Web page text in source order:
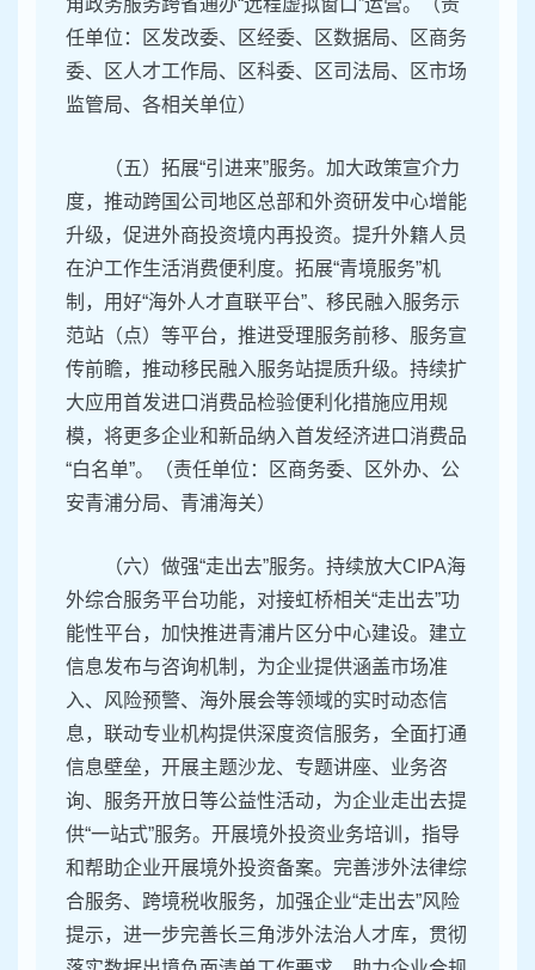
角政务服务跨省通办“远程虚拟窗口”运营。（责
任单位：区发改委、区经委、区数据局、区商务
委、区人才工作局、区科委、区司法局、区市场
监管局、各相关单位）
（五）拓展“引进来”服务。加大政策宣介力
度，推动跨国公司地区总部和外资研发中心增能
升级，促进外商投资境内再投资。提升外籍人员
在沪工作生活消费便利度。拓展“青境服务”机
制，用好“海外人才直联平台”、移民融入服务示
范站（点）等平台，推进受理服务前移、服务宣
传前瞻，推动移民融入服务站提质升级。持续扩
大应用首发进口消费品检验便利化措施应用规
模，将更多企业和新品纳入首发经济进口消费品
“白名单”。（责任单位：区商务委、区外办、公
安青浦分局、青浦海关）
（六）做强“走出去”服务。持续放大CIPA海
外综合服务平台功能，对接虹桥相关“走出去”功
能性平台，加快推进青浦片区分中心建设。建立
信息发布与咨询机制，为企业提供涵盖市场准
入、风险预警、海外展会等领域的实时动态信
息，联动专业机构提供深度资信服务，全面打通
信息壁垒，开展主题沙龙、专题讲座、业务咨
询、服务开放日等公益性活动，为企业走出去提
供“一站式”服务。开展境外投资业务培训，指导
和帮助企业开展境外投资备案。完善涉外法律综
合服务、跨境税收服务，加强企业“走出去”风险
提示，进一步完善长三角涉外法治人才库，贯彻